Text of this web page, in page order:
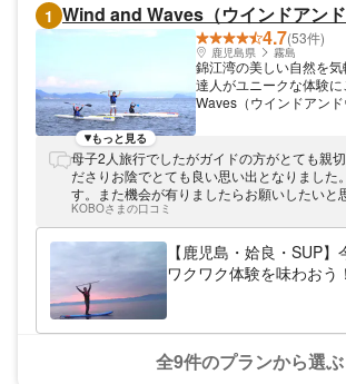
1 Wind and Waves（ウインドアンド
4.7(53件)
鹿児島県 霧島
錦江湾の美しい自然を
達人がユニークな体験
Waves（ウインドアン
車道「姶良IC」よりお車
島空港」からも約30分と
発前の時間を有効活用し
です。無料送迎サービ
利用ください。
もっと見る
母子2人旅行でしたがガイドの方がとても親
ださりお陰でとても良い思い出となりました
す。また機会が有りましたらお願いしたいと
とうございました。
KOBOさまの口コミ
【鹿児島・姶良・SUP
ワクワク体験を味わおう
全9件のプランから選ぶ